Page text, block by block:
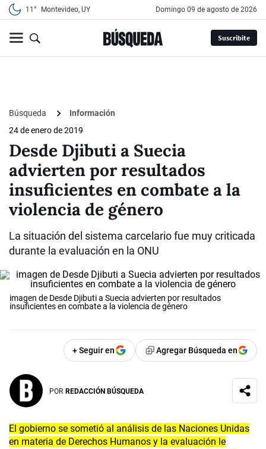
11° Montevideo, UY domingo 09 de agosto de 2026
Suscribite
Búsqueda
Información
24 de enero de 2019
Desde Djibuti a Suecia
advierten por resultados
insuficientes en combate a la
violencia de género
La situación del sistema carcelario fue muy criticada
durante la evaluación en la ONU
imagen de Desde Djibuti a Suecia advierten por resultados
insuficientes en combate a la violencia de género
+ Seguir en Agregar Búsqueda en
POR REDACCIÓN BÚSQUEDA
El gobierno se sometió al análisis de las Naciones Unidas
en materia de Derechos Humanos y la evaluación le